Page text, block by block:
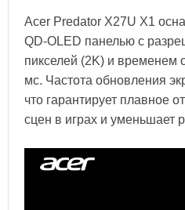
Acer Predator X27U X1
QD-OLED панелью с
пикселей (2K) и временем
мс. Частота обновления
что гарантирует плавное
сцен в играх и уменьшает